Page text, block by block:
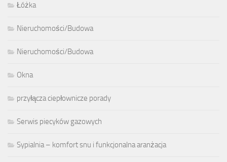
Łóżka
Nieruchomości/Budowa
Nieruchomości/Budowa
Okna
przyłącza ciepłownicze porady
Serwis piecyków gazowych
Sypialnia – komfort snu i funkcjonalna aranżacja